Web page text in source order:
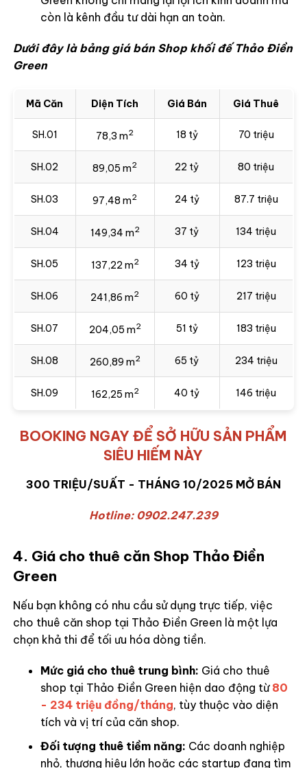
còn là kênh đầu tư dài hạn an toàn.
Dưới đây là bảng giá bán Shop khối đế Thảo Điền
Green
Mã Căn Diện Tích Giá Bán Giá Thuê
SH.01 78,3 m2 18 tỷ 70 triệu
SH.02 89,05 m2 22 tỷ 80 triệu
SH.03 97,48 m2 24 tỷ 87.7 triệu
SH.04 149,34 m2 37 tỷ 134 triệu
SH.05 137,22 m2 34 tỷ 123 triệu
SH.06 241,86 m2 60 tỷ 217 triệu
SH.07 204,05 m2 51 tỷ 183 triệu
SH.08 260,89 m2 65 tỷ 234 triệu
SH.09 162,25 m2 40 tỷ 146 triệu
BOOKING NGAY ĐỂ SỞ HỮU SẢN PHẨM
SIÊU HIẾM NÀY
300 TRIỆU/SUẤT - THÁNG 10/2025 MỞ BÁN
Hotline: 0902.247.239
4. Giá cho thuê căn Shop Thảo Điền
Green
Nếu bạn không có nhu cầu sử dụng trực tiếp, việc
cho thuê căn shop tại Thảo Điền Green là một lựa
chọn khả thi để tối ưu hóa dòng tiền.
Mức giá cho thuê trung bình: Giá cho thuê
shop tại Thảo Điền Green hiện dao động từ 80
- 234 triệu đồng/tháng, tùy thuộc vào diện
tích và vị trí của căn shop.
Đối tượng thuê tiềm năng: Các doanh nghiệp
nhỏ, thương hiệu lớn hoặc các startup đang tìm